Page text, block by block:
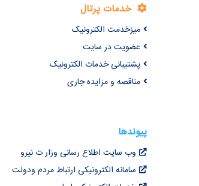
خدمات پرتال
میزخدمت الکترونیک
عضویت در سایت
پشتیبانی خدمات الکترونیک
مناقصه و مزایده جاری
پیوندها
وب سایت اطلاع رسانی وزار ت نیرو
سامانه الکترونیکی ارتباط مردم ودولت